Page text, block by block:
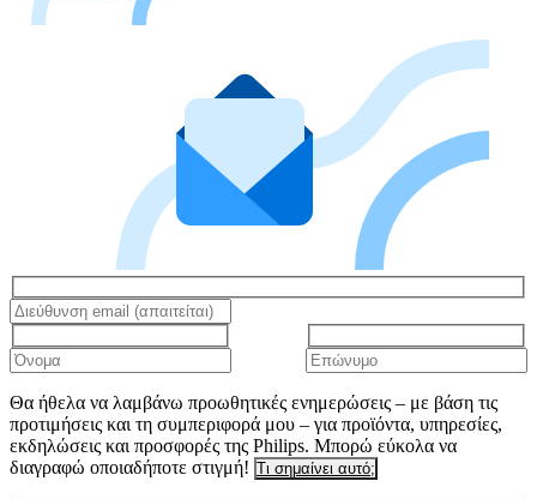
Θα ήθελα να λαμβάνω προωθητικές ενημερώσεις – με βάση τις
προτιμήσεις και τη συμπεριφορά μου – για προϊόντα, υπηρεσίες,
εκδηλώσεις και προσφορές της Philips. Μπορώ εύκολα να
διαγραφώ οποιαδήποτε στιγμή! Τι σημαίνει αυτό;